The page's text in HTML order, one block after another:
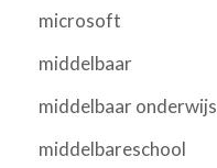
microsoft
middelbaar
middelbaar onderwijs
middelbareschool